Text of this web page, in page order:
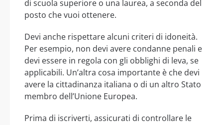
di scuola superiore o una laurea, a seconda del
posto che vuoi ottenere.
Devi anche rispettare alcuni criteri di idoneità.
Per esempio, non devi avere condanne penali e
devi essere in regola con gli obblighi di leva, se
applicabili. Un’altra cosa importante è che devi
avere la cittadinanza italiana o di un altro Stato
membro dell’Unione Europea.
Prima di iscriverti, assicurati di controllare le